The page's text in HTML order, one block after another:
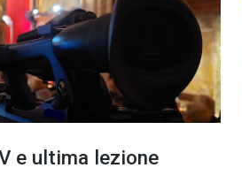
e ultima lezione